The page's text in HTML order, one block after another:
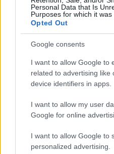
Personal Data that Is
Purposes for which it was
Opted Out
Google consents
I want to allow Google to
related to advertising like
device identifiers in apps.
I want to allow my user
Google for online
I want to allow Google to
personalized advertising.
és a festői absztrakció közötti
kikísérletezése és
Szinyova Gergő festészete az
absztrakt sorozataihoz képest
gyakran látszólag könnyed,
építkezik, ugyanakkor e
olyan jelentéssűrítés működik,
feszültségeket kívánja
olykor banálisnak tűnő
szerkesztés révén
és egy sajátos, abszurd,
hordozóivá válnak.